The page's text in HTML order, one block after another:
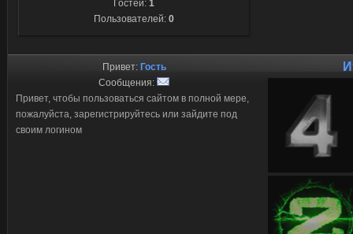
Гостей: 1
Пользователей: 0
Привет: Гость
Сообщения:
Привет, чтобы пользоваться сайтом в полной мере,
пожалуйста, зарегистрируйтесь или зайдите под
своим логином